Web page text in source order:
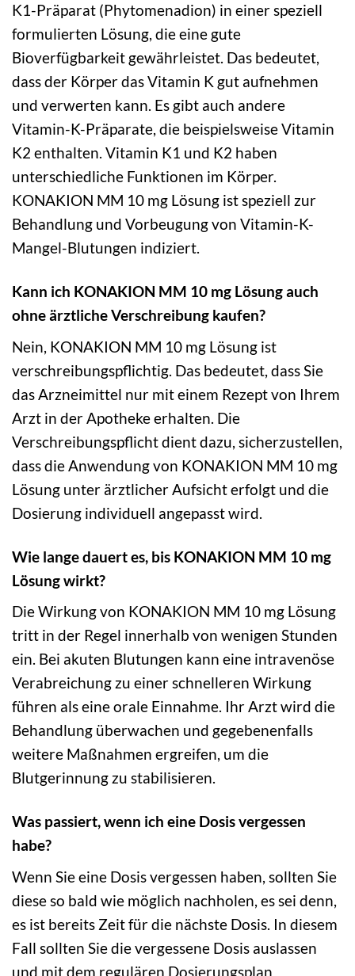
K1-Präparat (Phytomenadion) in einer speziell
formulierten Lösung, die eine gute
Bioverfügbarkeit gewährleistet. Das bedeutet,
dass der Körper das Vitamin K gut aufnehmen
und verwerten kann. Es gibt auch andere
Vitamin-K-Präparate, die beispielsweise Vitamin
K2 enthalten. Vitamin K1 und K2 haben
unterschiedliche Funktionen im Körper.
KONAKION MM 10 mg Lösung ist speziell zur
Behandlung und Vorbeugung von Vitamin-K-
Mangel-Blutungen indiziert.
Kann ich KONAKION MM 10 mg Lösung auch
ohne ärztliche Verschreibung kaufen?
Nein, KONAKION MM 10 mg Lösung ist
verschreibungspflichtig. Das bedeutet, dass Sie
das Arzneimittel nur mit einem Rezept von Ihrem
Arzt in der Apotheke erhalten. Die
Verschreibungspflicht dient dazu, sicherzustellen,
dass die Anwendung von KONAKION MM 10 mg
Lösung unter ärztlicher Aufsicht erfolgt und die
Dosierung individuell angepasst wird.
Wie lange dauert es, bis KONAKION MM 10 mg
Lösung wirkt?
Die Wirkung von KONAKION MM 10 mg Lösung
tritt in der Regel innerhalb von wenigen Stunden
ein. Bei akuten Blutungen kann eine intravenöse
Verabreichung zu einer schnelleren Wirkung
führen als eine orale Einnahme. Ihr Arzt wird die
Behandlung überwachen und gegebenenfalls
weitere Maßnahmen ergreifen, um die
Blutgerinnung zu stabilisieren.
Was passiert, wenn ich eine Dosis vergessen
habe?
Wenn Sie eine Dosis vergessen haben, sollten Sie
diese so bald wie möglich nachholen, es sei denn,
es ist bereits Zeit für die nächste Dosis. In diesem
Fall sollten Sie die vergessene Dosis auslassen
und mit dem regulären Dosierungsplan